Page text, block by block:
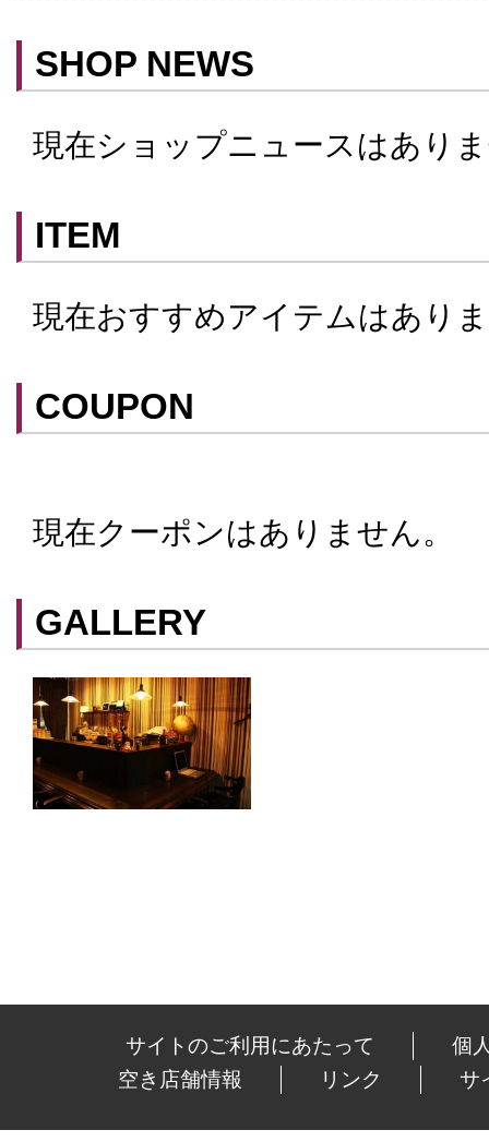
クレジットカード利用
テイクアウト可
SHOP NEWS
現在ショップニュースはあり
ITEM
現在おすすめアイテムはあり
COUPON
クーポンはスマートフォンに山口街中ア
てアプリ内のクーポン情報を提示する
ができます。
現在クーポンはありません。
GALLERY
サイトのご利用にあたって
個
空き店舗情報
リンク サ